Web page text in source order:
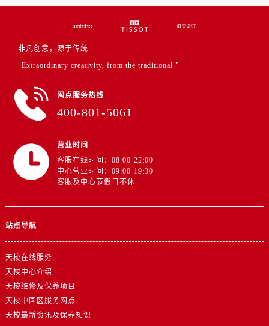
非凡创意，源于传统
"Extraordinary creativity, from the traditional.”
网点服务热线
400-801-5061
营业时间
客服在线时间：08:00-22:00
中心营业时间：09:00-19:30
客服及中心节假日不休
站点导航
天梭在线服务
天梭中心介绍
天梭维修及保养项目
天梭中国区服务网点
天梭最新资讯及保养知识